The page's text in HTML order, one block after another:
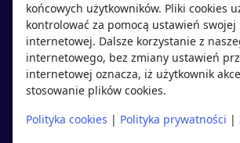
Regulamin kandydata
Oferty pracy
Pracodawcy
Opinie o pracodawcach
Dodaj
końcowych użytkowników. Pliki cookies
kontrolować za pomocą ustawień
internetowej. Dalsze korzystanie z
internetowego, bez zmiany ustawień
internetowej oznacza, iż użytkownik
stosowanie plików cookies.
Polityka cookies | Polityka prywatności |